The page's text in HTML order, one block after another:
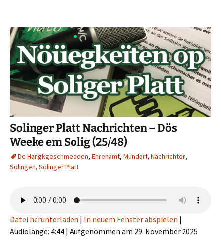
Solinger Platt Nachrichten – Dös
Weeke em Solig (25/48)
De Hangkgeschmedden, Ehrenamt, Mundart, Nachrichten,
Solingen, Solinger Platt
Datei herunterladen | In neuem Fenster abspielen |
Audiolänge: 4:44 | Aufgenommen am 29. November 2025